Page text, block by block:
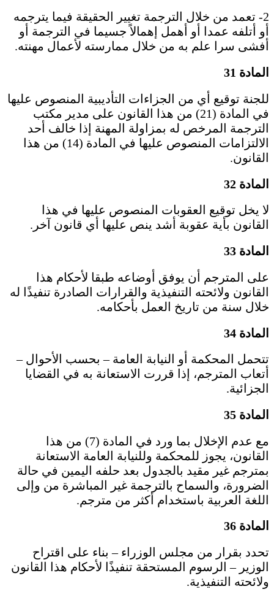
2- تعمد من خلال الترجمة تغيير الحقيقة فيما يترجمه
أو أتلفه عمدا أو أهمل إهمالاً جسيما في الترجمة أو
أفشى سرا علم به من خلال ممارسته لأعمال مهنته.
المادة 31
للجنة توقيع أي من الجزاءات التأديبية المنصوص عليها
في المادة (21) من هذا القانون على مدير مكتب
الترجمة المرخص له بمزاولة المهنة إذا خالف أحد
الالتزامات المنصوص عليها في المادة (14) من هذا
القانون.
المادة 32
لا يخل توقيع العقوبات المنصوص عليها في هذا
القانون بأية عقوبة أشد ينص عليها أي قانون آخر.
المادة 33
على المترجم أن يوفق أوضاعه طبقا لأحكام هذا
القانون ولائحته التنفيذية والقرارات الصادرة تنفيذًا له
خلال سنة من تاريخ العمل بأحكامه.
المادة 34
تتحمل المحكمة أو النيابة العامة – بحسب الأحوال –
أتعاب المترجم، إذا قررت الاستعانة به في القضايا
الجزائية.
المادة 35
مع عدم الإخلال بما ورد في المادة (7) من هذا
القانون، يجوز للمحكمة وللنيابة العامة الاستعانة
بمترجم غير مقيد بالجدول بعد حلفه اليمين في حالة
الضرورة، والسماح بالترجمة غير المباشرة من وإلى
اللغة العربية باستخدام أكثر من مترجم.
المادة 36
تحدد بقرار من مجلس الوزراء – بناء على اقتراح
الوزير – الرسوم المستحقة تنفيذًا لأحكام هذا القانون
ولائحته التنفيذية.